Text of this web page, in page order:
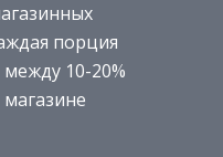
порция
10-20%